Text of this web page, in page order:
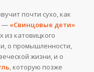
почти сухо, как
— «Свинцовые дети»
из катовицкого
о промышленности,
жизни, и о
, которую позже